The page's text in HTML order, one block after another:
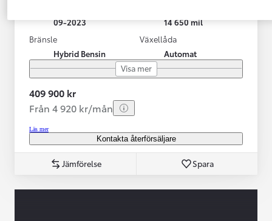
09-2023
14 650 mil
Bränsle
Hybrid Bensin
Växellåda
Automat
Visa mer
409 900 kr
Från 4 920 kr/mån
Läs mer
Kontakta återförsäljare
Jämförelse Spara